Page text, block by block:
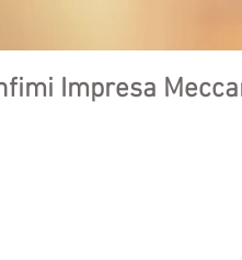
Impresa